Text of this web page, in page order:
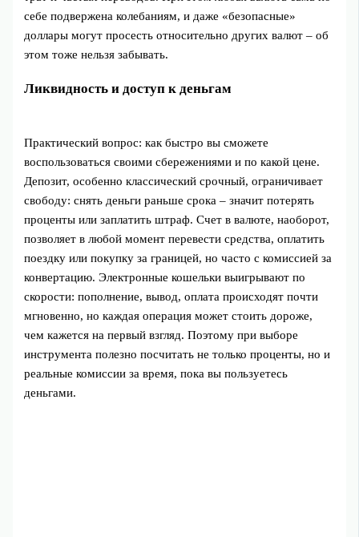
себе подвержена колебаниям, и даже «безопасные»
доллары могут просесть относительно других валют – об
этом тоже нельзя забывать.
Ликвидность и доступ к деньгам
Практический вопрос: как быстро вы сможете
воспользоваться своими сбережениями и по какой цене.
Депозит, особенно классический срочный, ограничивает
свободу: снять деньги раньше срока – значит потерять
проценты или заплатить штраф. Счет в валюте, наоборот,
позволяет в любой момент перевести средства, оплатить
поездку или покупку за границей, но часто с комиссией за
конвертацию. Электронные кошельки выигрывают по
скорости: пополнение, вывод, оплата происходят почти
мгновенно, но каждая операция может стоить дороже,
чем кажется на первый взгляд. Поэтому при выборе
инструмента полезно посчитать не только проценты, но и
реальные комиссии за время, пока вы пользуетесь
деньгами.